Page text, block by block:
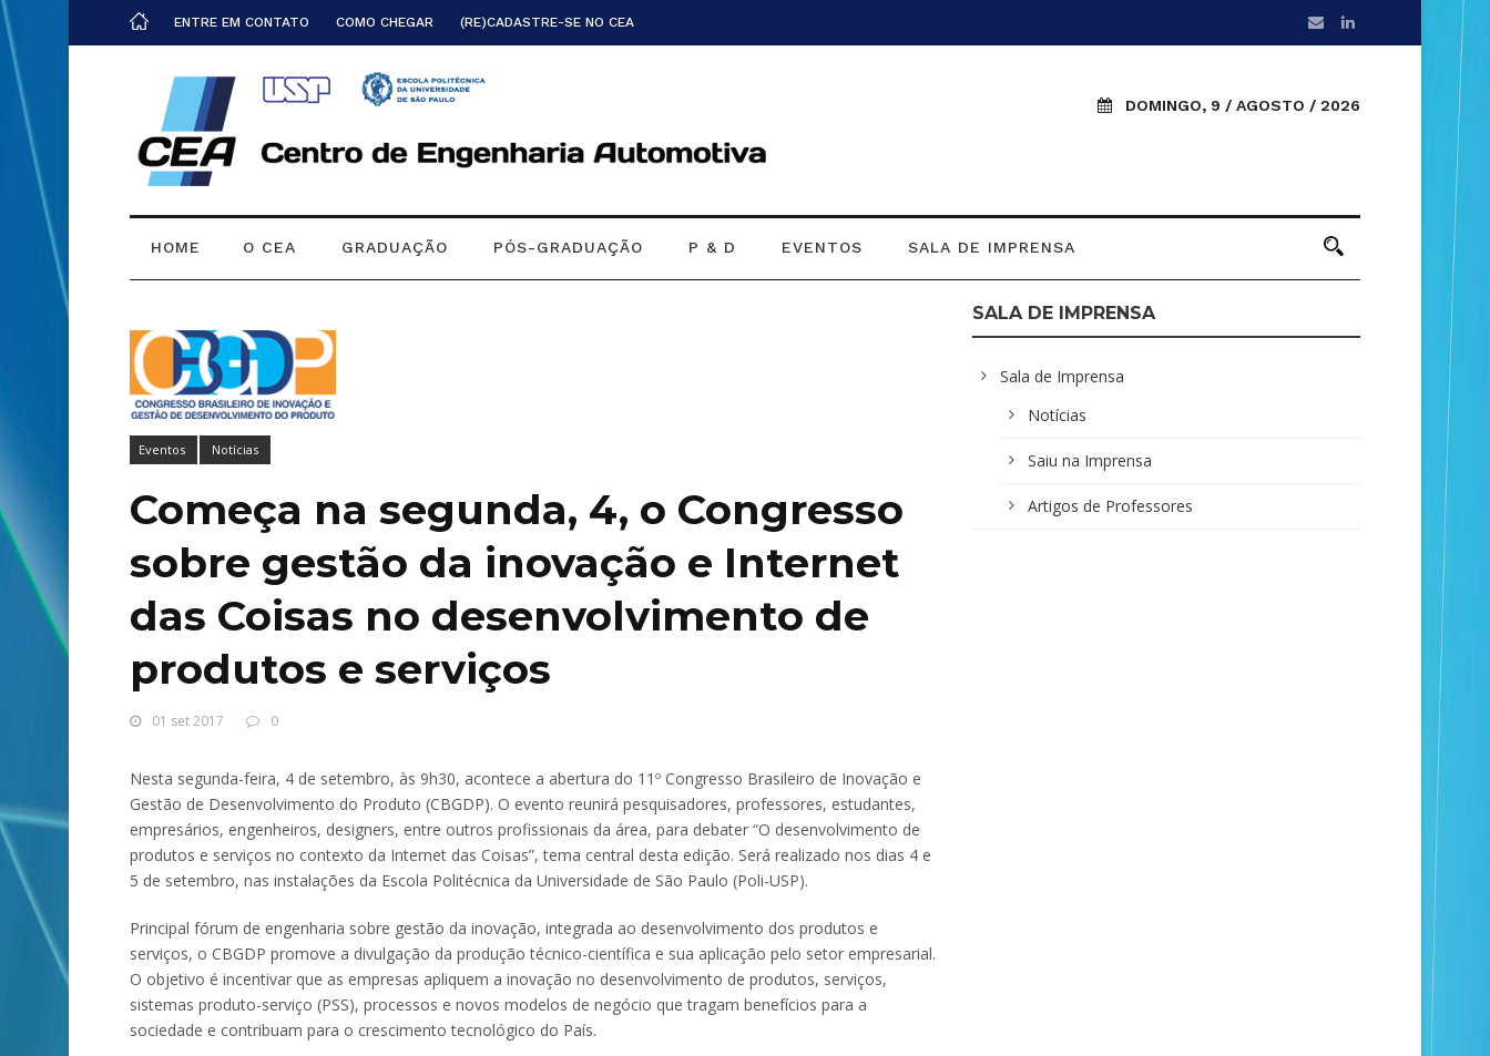
ENTRE EM CONTATO COMO CHEGAR (RE)CADASTRE-SE NO CEA
DOMINGO, 9 / AGOSTO / 2026
HOME O CEA GRADUAÇÃO PÓS-GRADUAÇÃO P & D EVENTOS SALA DE IMPRENSA
Eventos Notícias
Começa na segunda, 4, o Congresso
sobre gestão da inovação e Internet
das Coisas no desenvolvimento de
produtos e serviços
01 set 2017 0
Nesta segunda-feira, 4 de setembro, às 9h30, acontece a abertura do 11º Congresso Brasileiro de Inovação e
Gestão de Desenvolvimento do Produto (CBGDP). O evento reunirá pesquisadores, professores, estudantes,
empresários, engenheiros, designers, entre outros profissionais da área, para debater “O desenvolvimento de
produtos e serviços no contexto da Internet das Coisas”, tema central desta edição. Será realizado nos dias 4 e
5 de setembro, nas instalações da Escola Politécnica da Universidade de São Paulo (Poli-USP).
Principal fórum de engenharia sobre gestão da inovação, integrada ao desenvolvimento dos produtos e
serviços, o CBGDP promove a divulgação da produção técnico-científica e sua aplicação pelo setor empresarial.
O objetivo é incentivar que as empresas apliquem a inovação no desenvolvimento de produtos, serviços,
sistemas produto-serviço (PSS), processos e novos modelos de negócio que tragam benefícios para a
sociedade e contribuam para o crescimento tecnológico do País.
SALA DE IMPRENSA
Sala de Imprensa
Notícias
Saiu na Imprensa
Artigos de Professores